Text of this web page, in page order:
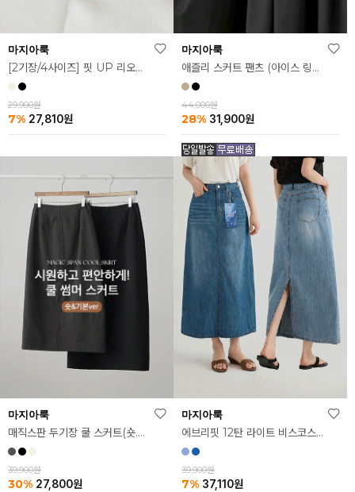
마지아룩
[2기장/4사이즈] 핏 UP 리오셀 스판 스커트
29,900원
7% 27,810원
마지아룩
애즐리 스커트 팬츠 (아이스 링클프리ver.)
44,000원
28% 31,900원
마지아룩
매직스판 두기장 쿨 스커트(숏.기본ver)
39,900원
30% 27,800원
마지아룩
에브리핏 12탄 라이트 비스코스 쿨 데님 스커트
39,900원
7% 37,110원